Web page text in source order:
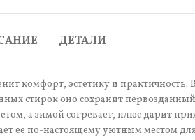
ДЕТАЛИ
комфорт, эстетику и практичность.
стирок оно сохранит
а зимой согревает, плюс дарит
ее по-настоящему уютным местом